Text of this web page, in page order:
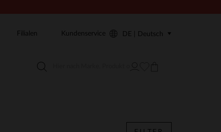
Filialen Kundenservice DE | Deutsch